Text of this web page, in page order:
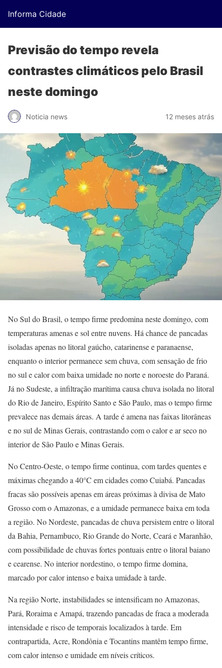
Informa Cidade
Previsão do tempo revela
contrastes climáticos pelo Brasil
neste domingo
Noticia news 12 meses atrás
No Sul do Brasil, o tempo firme predomina neste domingo, com
temperaturas amenas e sol entre nuvens. Há chance de pancadas
isoladas apenas no litoral gaúcho, catarinense e paranaense,
enquanto o interior permanece sem chuva, com sensação de frio
no sul e calor com baixa umidade no norte e noroeste do Paraná.
Já no Sudeste, a infiltração marítima causa chuva isolada no litoral
do Rio de Janeiro, Espírito Santo e São Paulo, mas o tempo firme
prevalece nas demais áreas. A tarde é amena nas faixas litorâneas
e no sul de Minas Gerais, contrastando com o calor e ar seco no
interior de São Paulo e Minas Gerais.
No Centro-Oeste, o tempo firme continua, com tardes quentes e
máximas chegando a 40°C em cidades como Cuiabá. Pancadas
fracas são possíveis apenas em áreas próximas à divisa de Mato
Grosso com o Amazonas, e a umidade permanece baixa em toda
a região. No Nordeste, pancadas de chuva persistem entre o litoral
da Bahia, Pernambuco, Rio Grande do Norte, Ceará e Maranhão,
com possibilidade de chuvas fortes pontuais entre o litoral baiano
e cearense. No interior nordestino, o tempo firme domina,
marcado por calor intenso e baixa umidade à tarde.
Na região Norte, instabilidades se intensificam no Amazonas,
Pará, Roraima e Amapá, trazendo pancadas de fraca a moderada
intensidade e risco de temporais localizados à tarde. Em
contrapartida, Acre, Rondônia e Tocantins mantêm tempo firme,
com calor intenso e umidade em níveis críticos.